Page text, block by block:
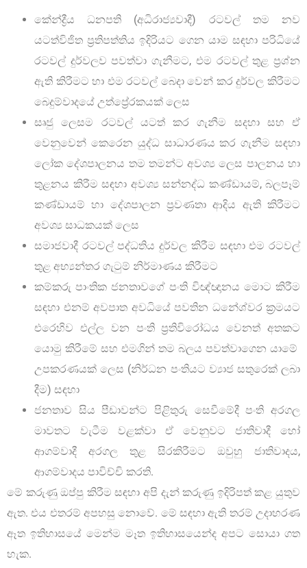
කේන්ද්‍රීය ධනපති (අධිරාජ්‍යවාදී) රටවල් තම නව
යටත්විජිත ප්‍රතිපත්තිය ඉදිරියට ගෙන යාම සඳහා පරිධියේ
රටවල් දුර්වලව පවත්වා ගැනීමට, එම රටවල් තුළ ප්‍රශ්න
ඇති කිරීමට හා එම රටවල් බෙදා වෙන් කර දුර්වල කිරීමට
බෙදුම්වාදයේ උත්ප්‍රේරකයක් ලෙස
සෘජු ලෙසම රටවල් යටත් කර ගැනීම සදහා සහ ඒ
වෙනුවෙන් කෙරෙන යුද්ධ සාධාරණය කර ගැනීම සඳහා
ලෝක දේශපාලනය තම තමන්ට අවශ්‍ය ලෙස පාලනය හා
තුළනය කිරීම සඳහා අවශ්‍ය සන්නද්ධ කණ්ඩායම්, බලපෑම්
කණ්ඩායම් හා දේශපාලන ප්‍රවණතා ආදිය ඇති කිරීමට
අවශ්‍ය සාධකයක් ලෙස
සමාජවාදී රටවල් පද්ධතිය දුර්වල කිරීම සඳහා එම රටවල්
තුළ අභ්‍යන්තර ගැටුම් නිර්මාණය කිරීමට
කම්කරු පාංතික ජනතාවගේ පංති විඥ්ඥානය මොට කිරීම
සඳහා එනම් අවපාත අවධියේ පවතින ධනේශ්වර ක්‍රමයට
එරෙහිව එල්ල වන පංති ප්‍රතිවිරෝධය වෙනත් අතකට
යොමු කිරීමේ සහ එමගින් තම බලය පවත්වාගෙන යාමේ
උපකරණයක් ලෙස (නිර්ධන පංතියට ව්‍යාජ සතුරෙක් ලබා
දීම) සඳහා
ජනතාව සිය පීඩාවන්ට පිළිතුරු සෙවීමේදී පංති අරගල
මාවතට වැටීම වළක්වා ඒ වෙනුවට ජාතිවාදී හෝ
ආගම්වාදී අරගල තුළ සිරකිරීමට ඔවුහු ජාතිවාදය,
ආගම්වාදය පාවිච්චි කරති.
මේ කරුණු ඔප්පු කිරීම සඳහා අපි දැන් කරුණු ඉදිරිපත් කළ යුතුව
ඇත. එය එතරම් අපහසු නොවේ. මේ සඳහා ඇති තරම් උදාහරණ
ඈත ඉතිහාසයේ මෙන්ම මෑත ඉතිහාසයෙන්ද අපට සොයා ගත
හැක.